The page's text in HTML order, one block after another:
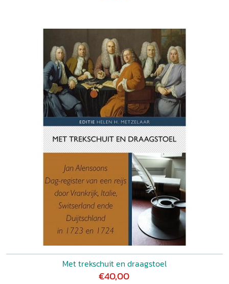
Met trekschuit en draagstoel
€40,00